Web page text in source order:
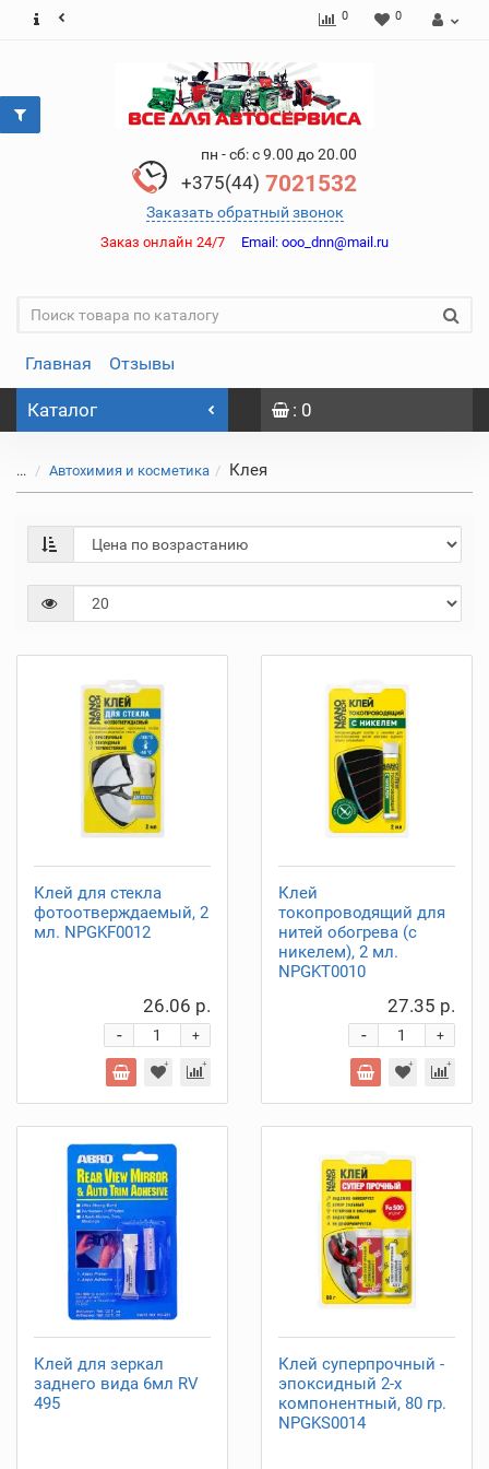
0 0
пн - сб: с 9.00 до 20.00
+375(44) 7021532
Заказать обратный звонок
Заказ онлайн 24/7 Email: ooo_dnn@mail.ru
Главная Отзывы
Каталог : 0
... Автохимия и косметика Клея
Клей для стекла
фотоотверждаемый, 2
мл. NPGKF0012
26.06 р.
+
-
Клей
токопроводящий для
нитей обогрева (с
никелем), 2 мл.
NPGKT0010
27.35 р.
+
-
Клей для зеркал
заднего вида 6мл RV
495
Клей суперпрочный -
эпоксидный 2-х
компонентный, 80 гр.
NPGKS0014